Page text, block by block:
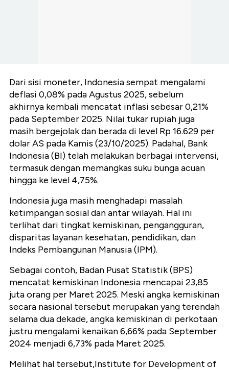
Dari sisi moneter, Indonesia sempat mengalami
deflasi 0,08% pada Agustus 2025, sebelum
akhirnya kembali mencatat inflasi sebesar 0,21%
pada September 2025. Nilai tukar rupiah juga
masih bergejolak dan berada di level Rp 16.629 per
dolar AS pada Kamis (23/10/2025). Padahal, Bank
Indonesia (BI) telah melakukan berbagai intervensi,
termasuk dengan memangkas suku bunga acuan
hingga ke level 4,75%.
Indonesia juga masih menghadapi masalah
ketimpangan sosial dan antar wilayah. Hal ini
terlihat dari tingkat kemiskinan, pengangguran,
disparitas layanan kesehatan, pendidikan, dan
Indeks Pembangunan Manusia (IPM).
Sebagai contoh, Badan Pusat Statistik (BPS)
mencatat kemiskinan Indonesia mencapai 23,85
juta orang per Maret 2025. Meski angka kemiskinan
secara nasional tersebut merupakan yang terendah
selama dua dekade, angka kemiskinan di perkotaan
justru mengalami kenaikan 6,66% pada September
2024 menjadi 6,73% pada Maret 2025.
Melihat hal tersebut,Institute for Development of